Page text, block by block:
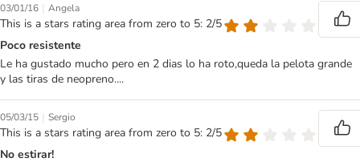
03/01/16 | Angela
This is a stars rating area from zero to 5: 2/5
Poco resistente
Le ha gustado mucho pero en 2 dias lo ha roto,queda la pelota grande
y las tiras de neopreno....
05/03/15 | Sergio
This is a stars rating area from zero to 5: 2/5
No estirar!